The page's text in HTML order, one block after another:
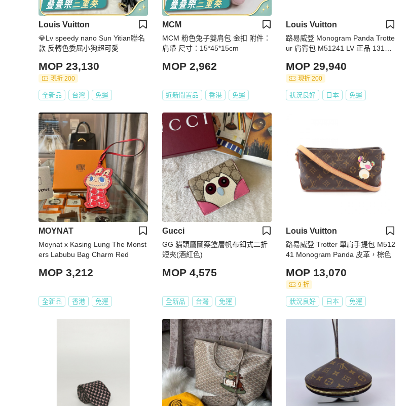
Louis Vuitton
💎Lv speedy nano Sun Yitian聯名
款 反轉色委屈小狗超可愛
MOP 23,130
現折 200
全新品 台灣 免運
MCM
MCM 粉色兔子雙肩包 金扣 附件：
肩帶 尺寸：15*45*15cm
MOP 2,962
近新閒置品 香港 免運
Louis Vuitton
路易威登 Monogram Panda Trotte
ur 肩背包 M51241 LV 正品 13109
MOP 29,940
現折 200
狀況良好 日本 免運
MOYNAT
Moynat x Kasing Lung The Monst
ers Labubu Bag Charm Red
MOP 3,212
全新品 香港 免運
Gucci
GG 貓頭鷹圖案塗層帆布釦式二折
短夾(酒紅色)
MOP 4,575
全新品 台灣 免運
Louis Vuitton
路易威登 Trotter 單肩手提包 M512
41 Monogram Panda 皮革，棕色
MOP 13,070
9 折
狀況良好 日本 免運